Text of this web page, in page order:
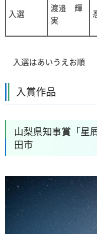
入選
渡邉 輝
実
入選はあいうえお順
入賞作品
山梨県知事賞「星
田市